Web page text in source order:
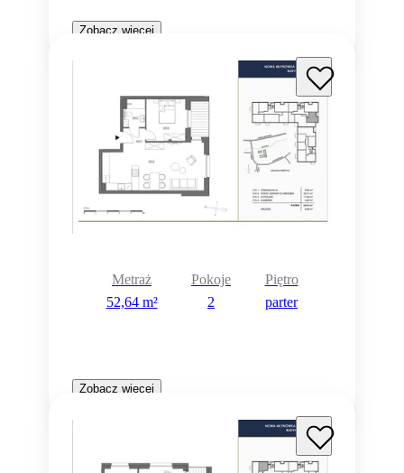
Zobacz więcej
Metraż
52,64 m²
Pokoje
2
Piętro
parter
Zobacz więcej